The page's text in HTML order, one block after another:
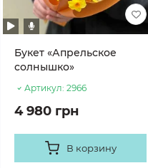
Букет «Апрельское
солнышко»
Артикул: 2966
4 980 грн
В корзину